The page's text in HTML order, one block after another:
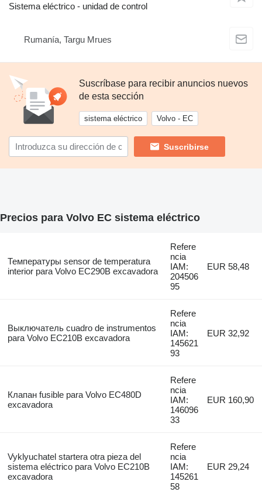
Sistema eléctrico - unidad de control
Rumanía, Targu Mrues
Suscríbase para recibir anuncios nuevos
de esta sección
sistema eléctrico Volvo - EC
Suscribirse
Precios para Volvo EC sistema eléctrico
Температуры sensor de temperatura
interior para Volvo EC290B excavadora
Refere
ncia
IAM:
204506
95
EUR 58,48
Выключатель cuadro de instrumentos
para Volvo EC210B excavadora
Refere
ncia
IAM:
145621
93
EUR 32,92
Клапан fusible para Volvo EC480D
excavadora
Refere
ncia
IAM:
146096
33
EUR 160,90
Vyklyuchatel startera otra pieza del
sistema eléctrico para Volvo EC210B
excavadora
Refere
ncia
IAM:
145261
58
EUR 29,24